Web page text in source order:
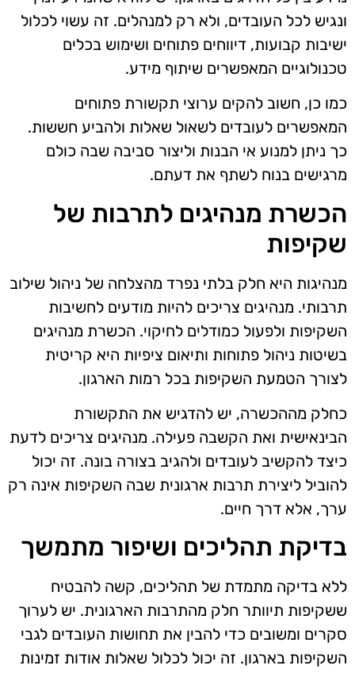
ונגיש לכל העובדים, ולא רק למנהלים. זה עשוי לכלול
ישיבות קבועות, דיווחים פתוחים ושימוש בכלים
טכנולוגיים המאפשרים שיתוף מידע.
כמו כן, חשוב להקים ערוצי תקשורת פתוחים
המאפשרים לעובדים לשאול שאלות ולהביע חששות.
כך ניתן למנוע אי הבנות וליצור סביבה שבה כולם
מרגישים בנוח לשתף את דעתם.
הכשרת מנהיגים לתרבות של
שקיפות
מנהיגות היא חלק בלתי נפרד מהצלחה של ניהול שילוב
תרבותי. מנהיגים צריכים להיות מודעים לחשיבות
השקיפות ולפעול כמודלים לחיקוי. הכשרת מנהיגים
בשיטות ניהול פתוחות ותיאום ציפיות היא קריטית
לצורך הטמעת השקיפות בכל רמות הארגון.
כחלק מההכשרה, יש להדגיש את התקשורת
הבינאישית ואת הקשבה פעילה. מנהיגים צריכים לדעת
כיצד להקשיב לעובדים ולהגיב בצורה בונה. זה יכול
להוביל ליצירת תרבות ארגונית שבה השקיפות אינה רק
ערך, אלא דרך חיים.
בדיקת תהליכים ושיפור מתמשך
ללא בדיקה מתמדת של תהליכים, קשה להבטיח
ששקיפות תיוותר חלק מהתרבות הארגונית. יש לערוך
סקרים ומשובים כדי להבין את תחושות העובדים לגבי
השקיפות בארגון. זה יכול לכלול שאלות אודות זמינות